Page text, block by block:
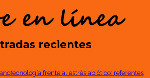
recientes
frente al estrés abiótico: referentes